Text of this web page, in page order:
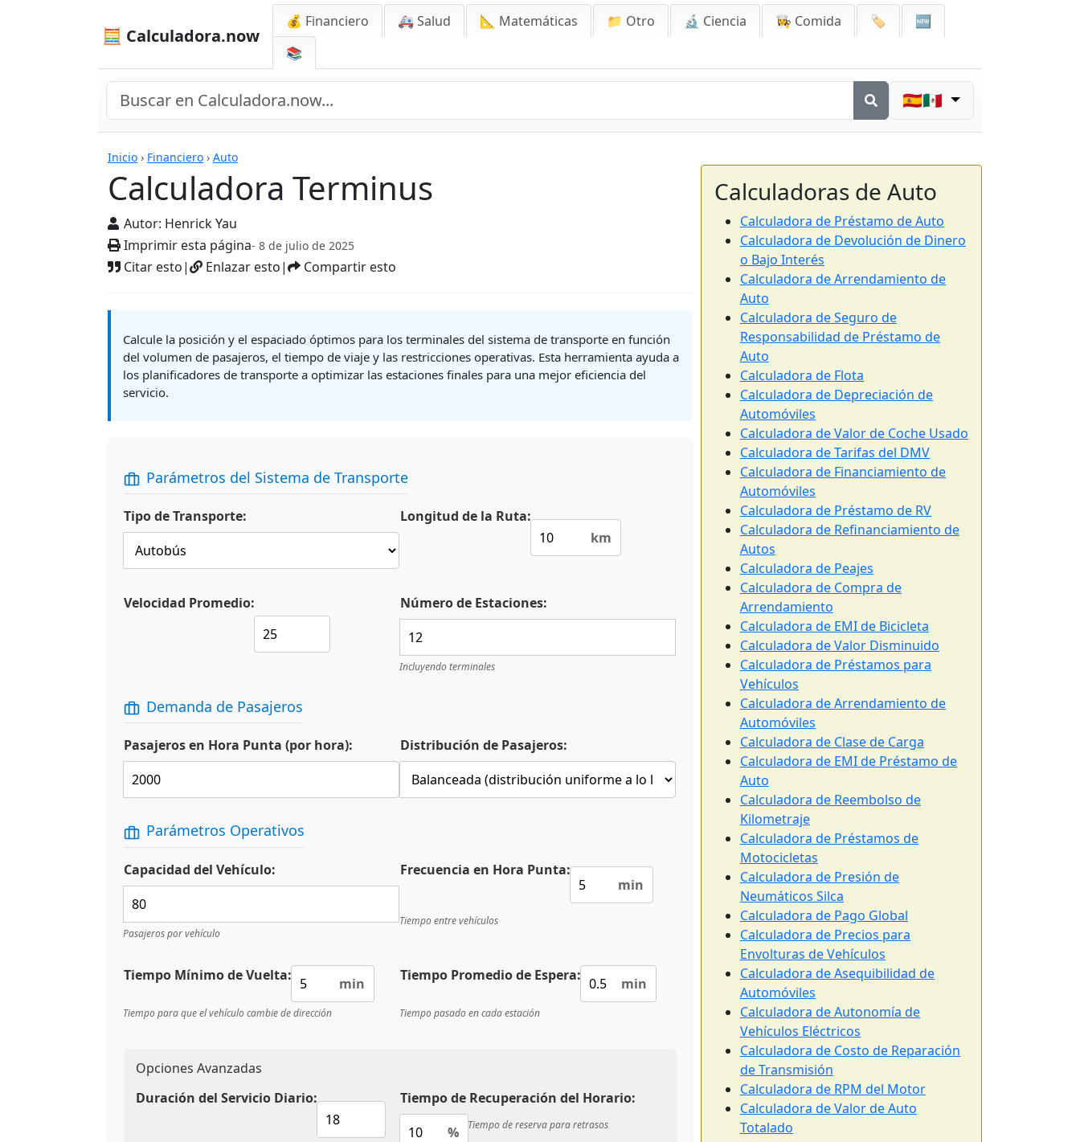
🧮 Calculadora.now
💰 Financiero 🚑 Salud 📐 Matemáticas 📁 Otro 🔬 Ciencia 👩‍🍳 Comida 🏷️
🆕
📚
🇪🇸🇲🇽
Inicio › Financiero › Auto
Calculadora Terminus
Autor: Henrick Yau
Imprimir esta página- 8 de julio de 2025
Citar esto| Enlazar esto| Compartir esto
Calculadoras
Calcule la posición y el espaciado óptimos para los terminales del sistema de transporte en función
del volumen de pasajeros, el tiempo de viaje y las restricciones operativas. Esta herramienta ayuda a
los planificadores de transporte a optimizar las estaciones finales para una mejor eficiencia del
servicio.
Parámetros del Sistema de Transporte
Tipo de Transporte:
Longitud de la Ruta:
km
Velocidad Promedio: Número de Estaciones:
Incluyendo terminales
Demanda de Pasajeros
Pasajeros en Hora Punta (por hora): Distribución de Pasajeros:
Parámetros Operativos
Capacidad del Vehículo:
Pasajeros por vehículo
Frecuencia en Hora Punta:
min
Tiempo entre vehículos
Tiempo Mínimo de Vuelta: min
Tiempo para que el vehículo cambie de dirección
Tiempo Promedio de Espera: min
Tiempo pasado en cada estación
Opciones Avanzadas
Duración del Servicio Diario:
Tiempo de Recuperación del Horario:
%
Tiempo de reserva para retrasos
Calculadoras de Auto
Calculadora de Préstamo de Auto
Calculadora de Devolución de Dinero
o Bajo Interés
Calculadora de Arrendamiento de
Auto
Calculadora de Seguro de
Responsabilidad de Préstamo de
Auto
Calculadora de Flota
Calculadora de Depreciación de
Automóviles
Calculadora de Valor de Coche Usado
Calculadora de Tarifas del DMV
Calculadora de Financiamiento de
Automóviles
Calculadora de Préstamo de RV
Calculadora de Refinanciamiento de
Autos
Calculadora de Peajes
Calculadora de Compra de
Arrendamiento
Calculadora de EMI de Bicicleta
Calculadora de Valor Disminuido
Calculadora de Préstamos para
Vehículos
Calculadora de Arrendamiento de
Automóviles
Calculadora de Clase de Carga
Calculadora de EMI de Préstamo de
Auto
Calculadora de Reembolso de
Kilometraje
Calculadora de Préstamos de
Motocicletas
Calculadora de Presión de
Neumáticos Silca
Calculadora de Pago Global
Calculadora de Precios para
Envolturas de Vehículos
Calculadora de Asequibilidad de
Automóviles
Calculadora de Autonomía de
Vehículos Eléctricos
Calculadora de Costo de Reparación
de Transmisión
Calculadora de RPM del Motor
Calculadora de Valor de Auto
Totalado